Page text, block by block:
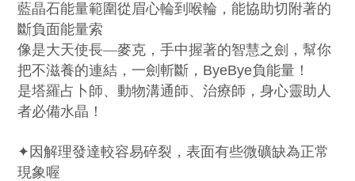
藍晶石能量範圍從眉心輪到喉輪，能協助切附著的
斷負面能量索
像是大天使長—麥克，手中握著的智慧之劍，幫你
把不滋養的連結，一劍斬斷， ByeBye負能量！
是塔羅占卜師、動物溝通師、治療師，身心靈助人
者必備水晶！
✦ 因解理發達較容易碎裂，表面有些微礦缺為正常
現象喔